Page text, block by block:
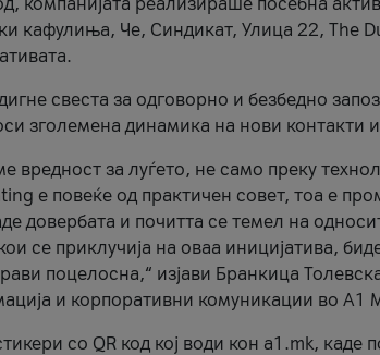
кафулиња, Че, Синдикат, Улица 22, The
свеста за одговорно и безбедно
зголемена динамика на нови контакти
вредност за луѓето, не само преку
е повеќе од практичен совет, тоа е
довербата и почитта се темел на
се приклучија на оваа иницијатива,
поцелосна,“ изјави Бранкица
и корпоративни комуникации во А1
со QR код кој води кон a1.mk, каде